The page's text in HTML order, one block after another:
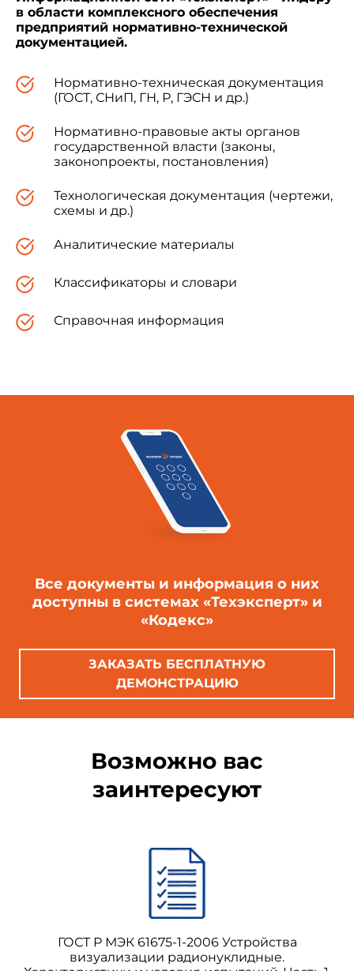
в области комплексного обеспечения
предприятий нормативно-технической
документацией.
Нормативно-техническая документация
(ГОСТ, СНиП, ГН, Р, ГЭСН и др.)
Нормативно-правовые акты органов
государственной власти (законы,
законопроекты, постановления)
Технологическая документация (чертежи,
схемы и др.)
Аналитические материалы
Классификаторы и словари
Справочная информация
Все документы и информация о них
доступны в системах «Техэксперт» и
«Кодекс»
ЗАКАЗАТЬ БЕСПЛАТНУЮ
ДЕМОНСТРАЦИЮ
Возможно вас
заинтересуют
ГОСТ Р МЭК 61675-1-2006 Устройства
визуализации радионуклидные.